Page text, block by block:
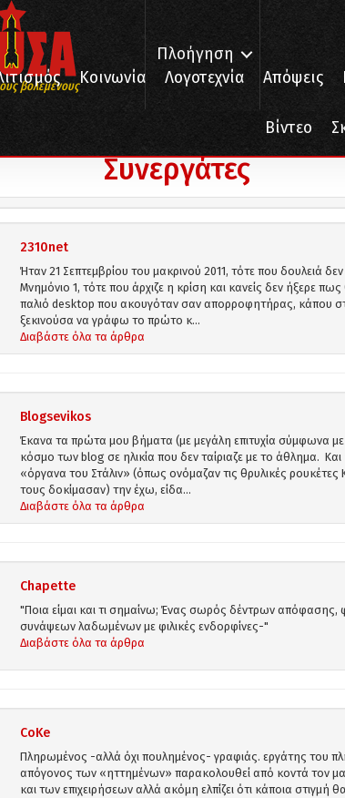
βολεμένους
Πλοήγηση
Κοινωνία Λογοτεχνία Απόψεις
Βίντεο
Συνεργάτες
2310net
Ήταν 21 Σεπτεμβρίου του μακρινού 2011, τότε που δουλειά
Μνημόνιο 1, τότε που άρχιζε η κρίση και κανείς δεν ήξερε πως
παλιό desktop που ακουγόταν σαν απορροφητήρας, κάπου
ξεκινούσα να γράφω το πρώτο κ...
Διαβάστε όλα τα άρθρα
Blogsevikos
Έκανα τα πρώτα μου βήματα (με μεγάλη επιτυχία σύμφωνα
κόσμο των blog σε ηλικία που δεν ταίριαζε με το άθλημα.
«όργανα του Στάλιν» (όπως ονόμαζαν τις θρυλικές
τους δοκίμασαν) την έχω, είδα...
Διαβάστε όλα τα άρθρα
Chapette
"Ποια είμαι και τι σημαίνω; Ένας σωρός δέντρων απόφασης,
συνάψεων λαδωμένων με φιλικές ενδορφίνες-"
Διαβάστε όλα τα άρθρα
CoKe
Πληρωμένος -αλλά όχι πουλημένος- γραφιάς. εργάτης του
απόγονος των «ηττημένων» παρακολουθεί από κοντά τον
και των επιχειρήσεων αλλά ακόμη ελπίζει ότι κάποια στιγμή